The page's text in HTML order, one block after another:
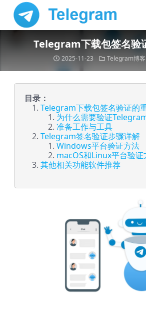
Telegram下载包签名验
2025-11-23 Telegram博客
目录：
Telegram下载包签名验证的
为什么需要验证
准备工作与工具
Telegram签名验证步骤详解
Windows平台验证方法
macOS和Linux平台验证
其他相关功能软件推荐